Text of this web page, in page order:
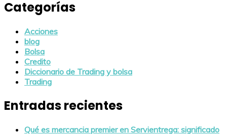
Categorías
Acciones
blog
Bolsa
Credito
Diccionario de Trading y bolsa
Trading
Entradas recientes
Qué es mercancia premier en Servientrega: significado